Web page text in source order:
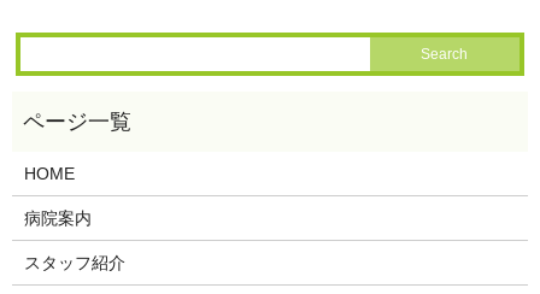
HOME
病院案内
スタッフ紹介